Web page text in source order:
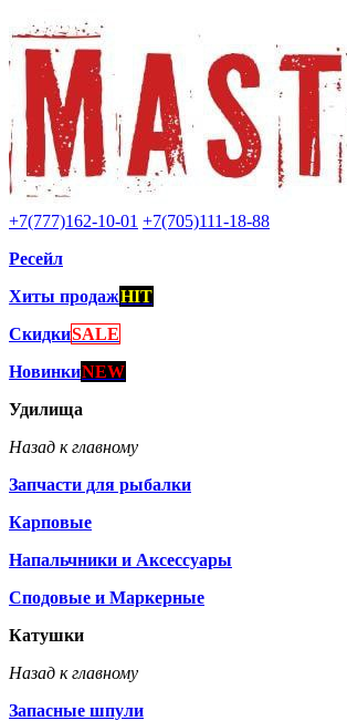
+7(777)162-10-01 +7(705)111-18-88
Ресейл
Хиты продажHIT
СкидкиSALE
НовинкиNEW
Удилища
Назад к главному
Запчасти для рыбалки
Карповые
Напальчники и Аксессуары
Сподовые и Маркерные
Катушки
Назад к главному
Запасные шпули